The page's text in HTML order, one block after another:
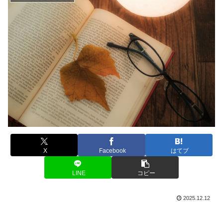
X Facebook はてブ
LINE コピー
2025.12.12